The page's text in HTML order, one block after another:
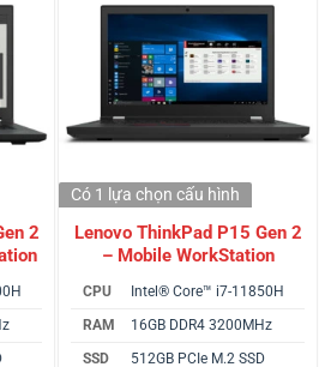
2
Lenovo ThinkPad P15 Gen 2
– Mobile WorkStation
CPU
Intel® Core™ i7-11850H
RAM
16GB DDR4 3200MHz
SSD
512GB PCIe M.2 SSD
Có 1 lựa chọn cấu hình